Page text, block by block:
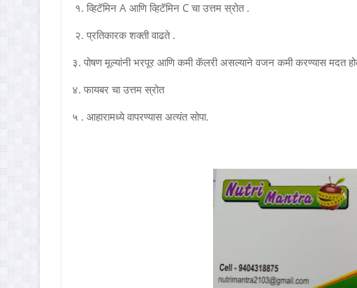
१. व्हिटॅमिन A आणि व्हिटॅमिन C चा उत्तम स्रोत .
२. प्रतिकारक शक्ती वाढते .
३. पोषण मूल्यांनी भरपूर आणि कमी कॅलरी असल्याने वजन कमी करण्यास मदत
४. फायबर चा उत्तम स्रोत
५ . आहारामध्ये वापरण्यास अत्यंत सोपा.